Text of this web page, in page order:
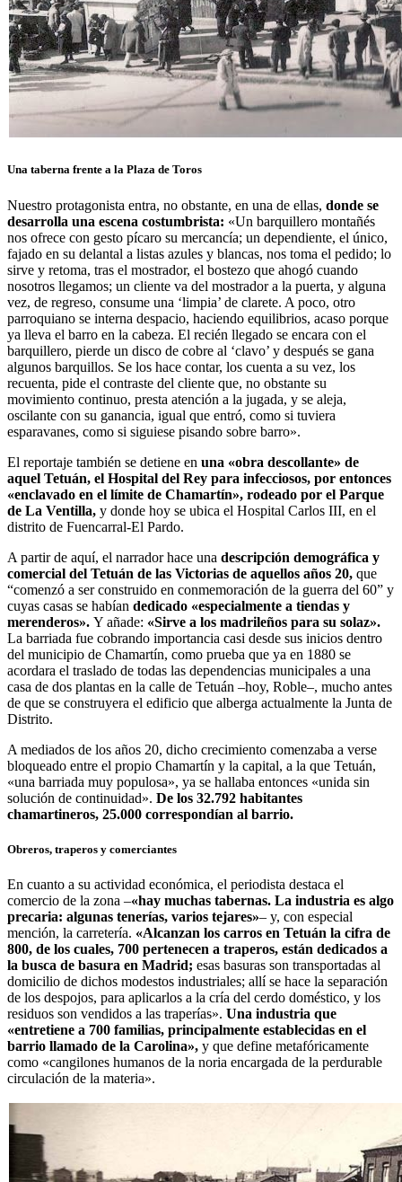
Una taberna frente a la Plaza de Toros
Nuestro protagonista entra, no obstante, en una de ellas, donde se
desarrolla una escena costumbrista: «Un barquillero montañés
nos ofrece con gesto pícaro su mercancía; un dependiente, el único,
fajado en su delantal a listas azules y blancas, nos toma el pedido; lo
sirve y retoma, tras el mostrador, el bostezo que ahogó cuando
nosotros llegamos; un cliente va del mostrador a la puerta, y alguna
vez, de regreso, consume una ‘limpia’ de clarete. A poco, otro
parroquiano se interna despacio, haciendo equilibrios, acaso porque
ya lleva el barro en la cabeza. El recién llegado se encara con el
barquillero, pierde un disco de cobre al ‘clavo’ y después se gana
algunos barquillos. Se los hace contar, los cuenta a su vez, los
recuenta, pide el contraste del cliente que, no obstante su
movimiento continuo, presta atención a la jugada, y se aleja,
oscilante con su ganancia, igual que entró, como si tuviera
esparavanes, como si siguiese pisando sobre barro».
El reportaje también se detiene en una «obra descollante» de
aquel Tetuán, el Hospital del Rey para infecciosos, por entonces
«enclavado en el límite de Chamartín», rodeado por el Parque
de La Ventilla, y donde hoy se ubica el Hospital Carlos III, en el
distrito de Fuencarral-El Pardo.
A partir de aquí, el narrador hace una descripción demográfica y
comercial del Tetuán de las Victorias de aquellos años 20, que
“comenzó a ser construido en conmemoración de la guerra del 60” y
cuyas casas se habían dedicado «especialmente a tiendas y
merenderos». Y añade: «Sirve a los madrileños para su solaz».
La barriada fue cobrando importancia casi desde sus inicios dentro
del municipio de Chamartín, como prueba que ya en 1880 se
acordara el traslado de todas las dependencias municipales a una
casa de dos plantas en la calle de Tetuán –hoy, Roble–, mucho antes
de que se construyera el edificio que alberga actualmente la Junta de
Distrito.
A mediados de los años 20, dicho crecimiento comenzaba a verse
bloqueado entre el propio Chamartín y la capital, a la que Tetuán,
«una barriada muy populosa», ya se hallaba entonces «unida sin
solución de continuidad». De los 32.792 habitantes
chamartineros, 25.000 correspondían al barrio.
Obreros, traperos y comerciantes
En cuanto a su actividad económica, el periodista destaca el
comercio de la zona –«hay muchas tabernas. La industria es algo
precaria: algunas tenerías, varios tejares»– y, con especial
mención, la carretería. «Alcanzan los carros en Tetuán la cifra de
800, de los cuales, 700 pertenecen a traperos, están dedicados a
la busca de basura en Madrid; esas basuras son transportadas al
domicilio de dichos modestos industriales; allí se hace la separación
de los despojos, para aplicarlos a la cría del cerdo doméstico, y los
residuos son vendidos a las traperías». Una industria que
«entretiene a 700 familias, principalmente establecidas en el
barrio llamado de la Carolina», y que define metafóricamente
como «cangilones humanos de la noria encargada de la perdurable
circulación de la materia».